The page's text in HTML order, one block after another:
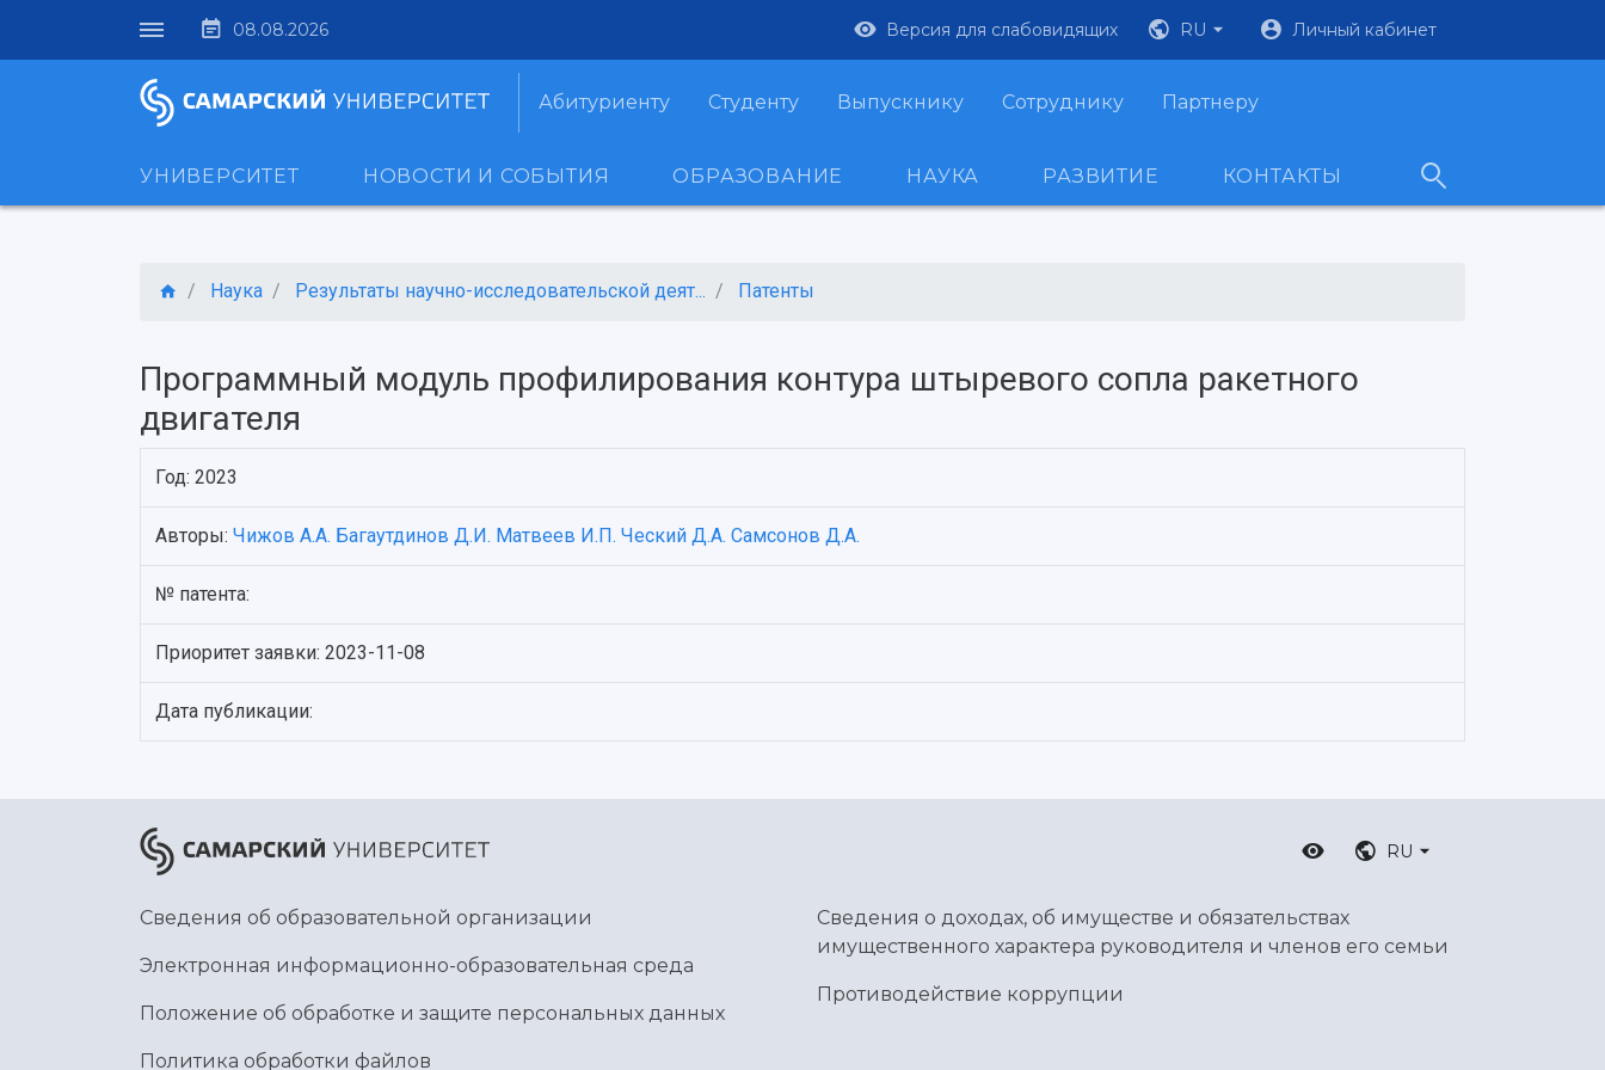
08.08.2026 Версия для слабовидящих RU Личный кабинет
Абитуриенту Студенту Выпускнику Сотруднику Партнеру
УНИВЕРСИТЕТ НОВОСТИ И СОБЫТИЯ ОБРАЗОВАНИЕ НАУКА РАЗВИТИЕ КОНТАКТЫ
Наука Результаты научно-исследовательской деят... Патенты
Программный модуль профилирования контура штыревого сопла ракетного
двигателя
Год: 2023
Авторы: Чижов А.А. Багаутдинов Д.И. Матвеев И.П. Ческий Д.А. Самсонов Д.А.
№ патента:
Приоритет заявки: 2023-11-08
Дата публикации:
RU
Сведения об образовательной организации
Электронная информационно-образовательная среда
Положение об обработке и защите персональных данных
Политика обработки файлов
Сведения о доходах, об имуществе и обязательствах
имущественного характера руководителя и членов его семьи
Противодействие коррупции